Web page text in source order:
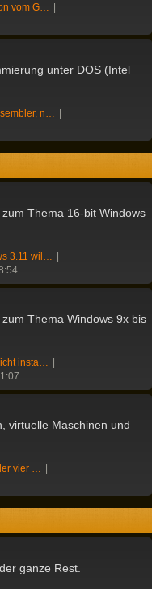
vom G…
unter DOS (Intel
n…
Thema 16-bit Windows
3.11 wil…
Thema Windows 9x bis
insta…
virtuelle Maschinen und
vier …
ganze Rest.